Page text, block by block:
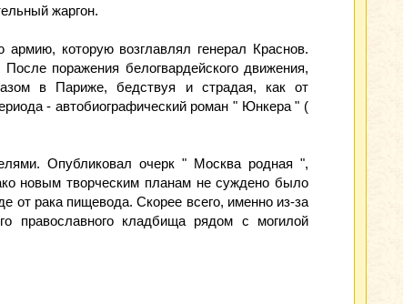
жаргон.
которую возглавлял генерал Краснов.
поражения белогвардейского движения,
в Париже, бедствуя и страдая, как от
- автобиографический роман " Юнкера " (
Опубликовал очерк " Москва родная ",
новым творческим планам не суждено было
от рака пищевода. Скорее всего, именно из-за
православного кладбища рядом с могилой